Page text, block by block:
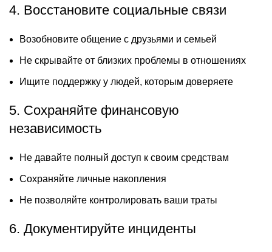
4. Восстановите социальные связи
Возобновите общение с друзьями и семьей
Не скрывайте от близких проблемы в отношениях
Ищите поддержку у людей, которым доверяете
5. Сохраняйте финансовую
независимость
Не давайте полный доступ к своим средствам
Сохраняйте личные накопления
Не позволяйте контролировать ваши траты
6. Документируйте инциденты